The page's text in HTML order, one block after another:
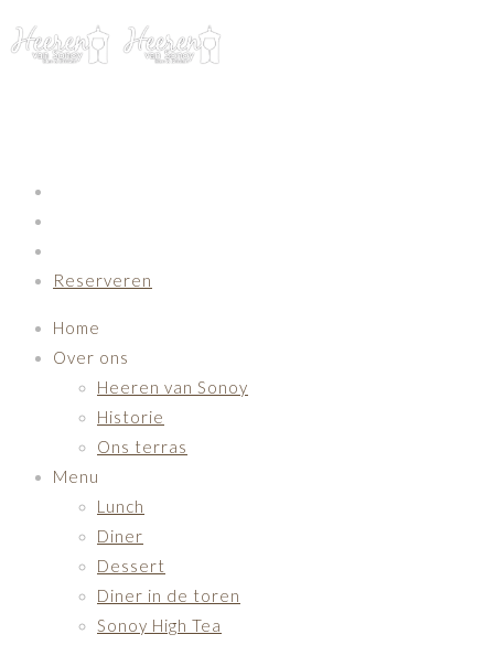
Reserveren
Home
Over ons
Heeren van Sonoy
Historie
Ons terras
Menu
Lunch
Diner
Dessert
Diner in de toren
Sonoy High Tea